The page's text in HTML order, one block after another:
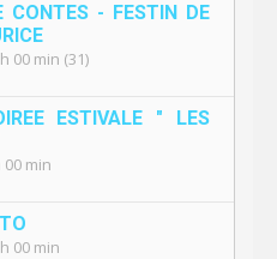
CONTES - FESTIN DE
00 min (31)
ESTIVALE " LES
00 min
00 min